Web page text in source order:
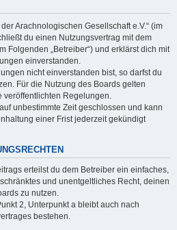
Arachnologischen Gesellschaft e.V.“ (im
du einen Nutzungsvertrag mit dem
Folgenden „Betreiber“) und erklärst dich mit
einverstanden.
nicht einverstanden bist, so darfst du
Für die Nutzung des Boards gelten
veröffentlichten Regelungen.
unbestimmte Zeit geschlossen und kann
einer Frist jederzeit gekündigt
erteilst du dem Betreiber ein einfaches,
und unentgeltliches Recht, deinen
zu nutzen.
2, Unterpunkt a bleibt auch nach
bestehen.